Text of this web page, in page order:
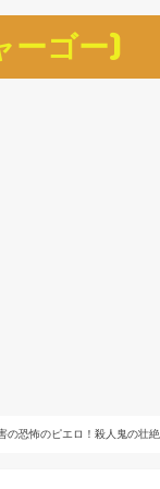
ーゴー)
の恐怖のピエロ！殺人鬼の壮